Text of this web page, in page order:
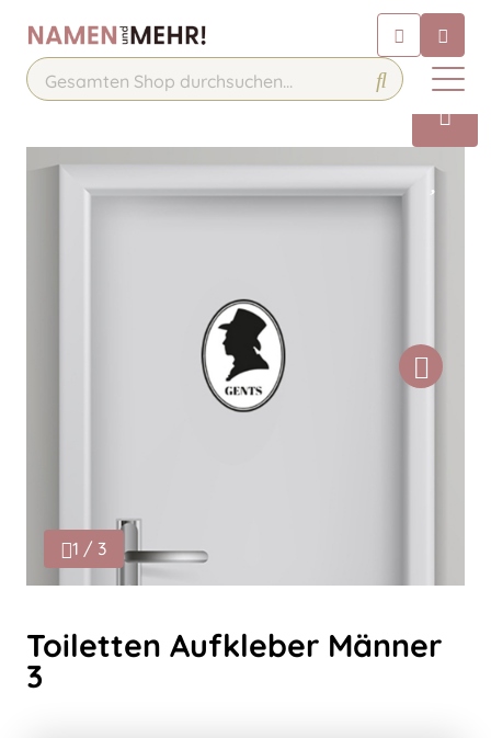
Chatten Sie 24/7 mit unserem
hilfreichen Chatbot
Kontakt
1 / 3
Toiletten Aufkleber Männer
3